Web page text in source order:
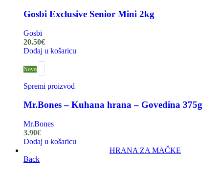
Gosbi Exclusive Senior Mini 2kg
Gosbi
20.50€
Dodaj u košaricu
Novo
Spremi proizvod
Mr.Bones – Kuhana hrana – Govedina 375g
Mr.Bones
3.90€
Dodaj u košaricu
HRANA ZA MAČKE
Back